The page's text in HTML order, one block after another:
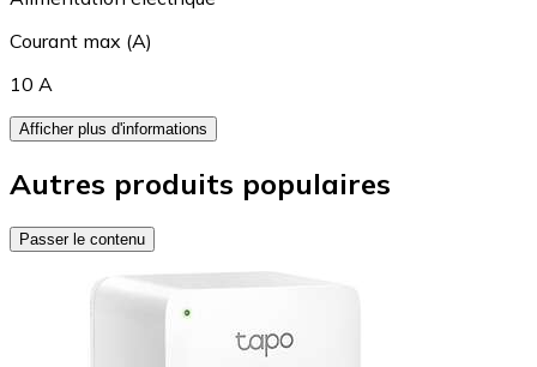
Courant max (A)
10 A
Afficher plus d'informations
Autres produits populaires
Passer le contenu